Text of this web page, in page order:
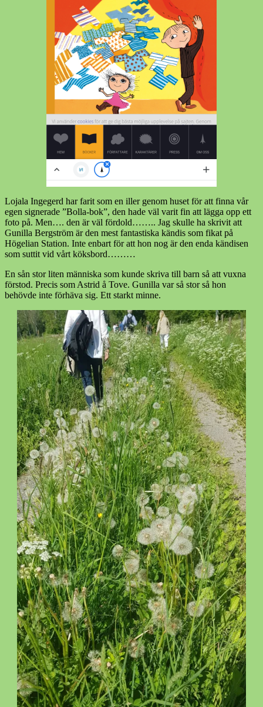
Lojala Ingegerd har farit som en iller genom huset för att finna vår
egen signerade ”Bolla-bok”, den hade väl varit fin att lägga opp ett
foto på. Men…. den är väl fördold…….. Jag skulle ha skrivit att
Gunilla Bergström är den mest fantastiska kändis som fikat på
Högelian Station. Inte enbart för att hon nog är den enda kändisen
som suttit vid vårt köksbord………
En sån stor liten människa som kunde skriva till barn så att vuxna
förstod. Precis som Astrid å Tove. Gunilla var så stor så hon
behövde inte förhäva sig. Ett starkt minne.